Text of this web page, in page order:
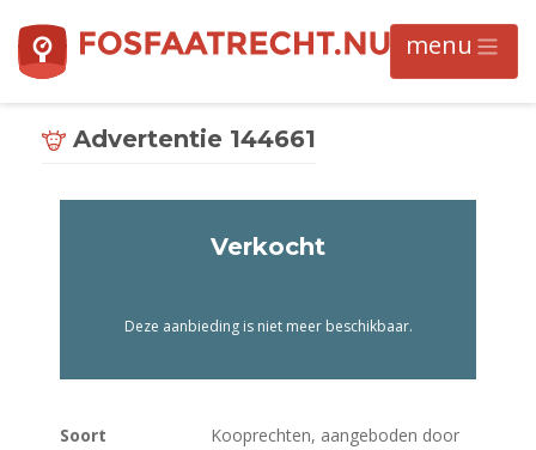
Advertentie 144661
Soort
Kooprechten, aangeboden door
Verkocht
Deze aanbieding is niet meer beschikbaar.